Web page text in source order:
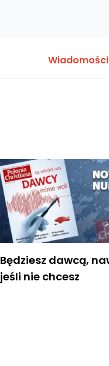
Wiadomości
Będziesz dawcą,
jeśli nie chcesz